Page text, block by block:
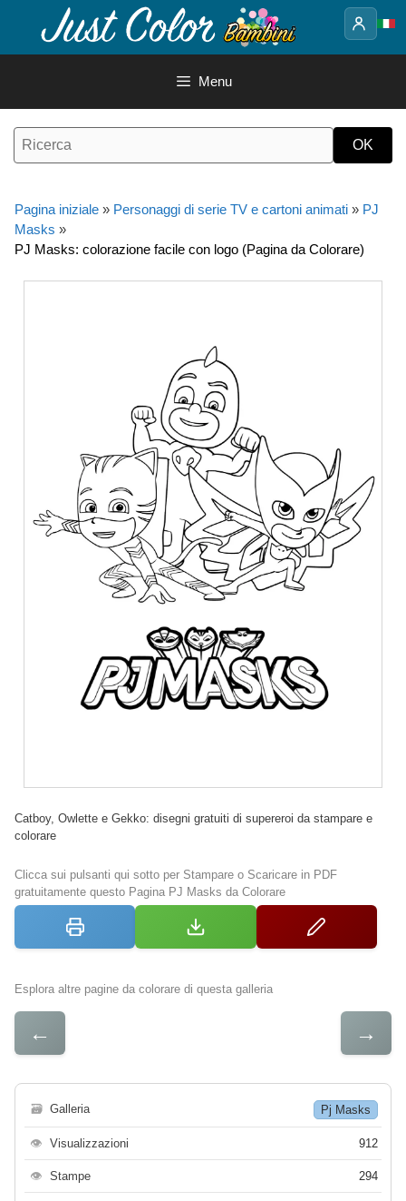
contenuto
Menu
Pagina iniziale » Personaggi di serie TV e cartoni animati » PJ
Masks »
PJ Masks: colorazione facile con logo (Pagina da Colorare)
Catboy, Owlette e Gekko: disegni gratuiti di supereroi da stampare e
colorare
Clicca sui pulsanti qui sotto per Stampare o Scaricare in PDF
gratuitamente questo Pagina PJ Masks da Colorare
Esplora altre pagine da colorare di questa galleria
← →
🗃 Galleria Pj Masks
👁 Visualizzazioni 912
👁 Stampe 294